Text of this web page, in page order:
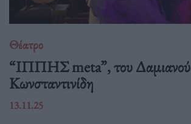
Θέατρο
“ΙΠΠΗΣ meta”, του Δαμιανού
Κωνσταντινίδη
13.11.25